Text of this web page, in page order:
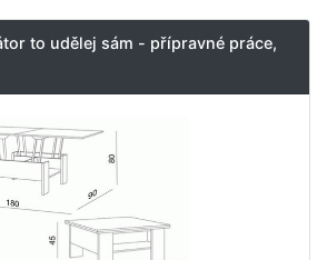
to udělej sám - přípravné práce,